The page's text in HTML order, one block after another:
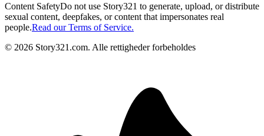
Content SafetyDo not use Story321 to generate, upload, or distribute
sexual content, deepfakes, or content that impersonates real
people.Read our Terms of Service.
© 2026 Story321.com. Alle rettigheder forbeholdes